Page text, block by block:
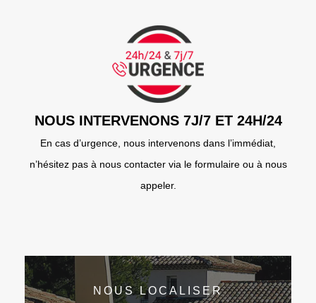
NOUS INTERVENONS 7J/7 ET 24H/24
En cas d’urgence, nous intervenons dans l’immédiat,
n’hésitez pas à nous contacter via le formulaire ou à nous
appeler.
NOUS LOCALISER